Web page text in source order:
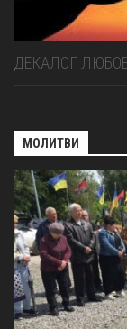
ДЕКАЛОГ
МОЛИТВИ